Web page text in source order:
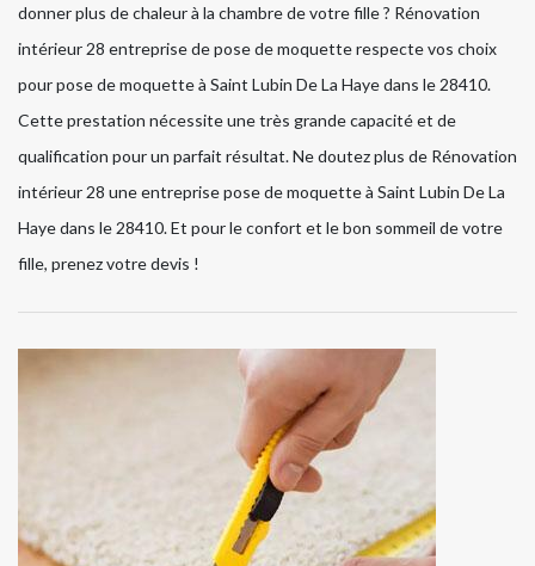
donner plus de chaleur à la chambre de votre fille ? Rénovation
intérieur 28 entreprise de pose de moquette respecte vos choix
pour pose de moquette à Saint Lubin De La Haye dans le 28410.
Cette prestation nécessite une très grande capacité et de
qualification pour un parfait résultat. Ne doutez plus de Rénovation
intérieur 28 une entreprise pose de moquette à Saint Lubin De La
Haye dans le 28410. Et pour le confort et le bon sommeil de votre
fille, prenez votre devis !